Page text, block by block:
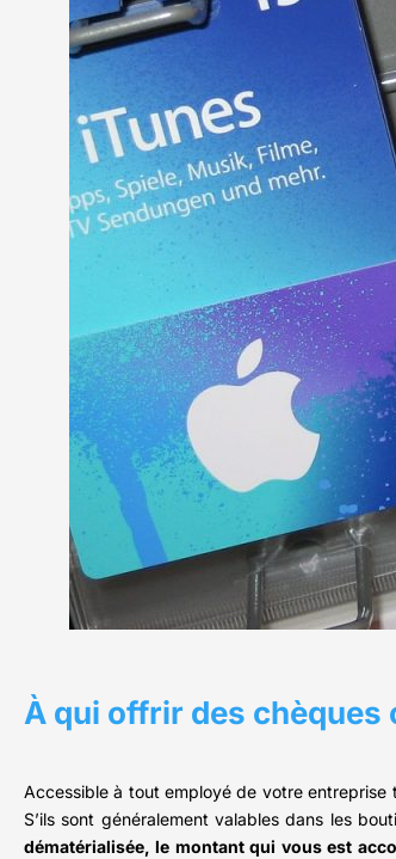
À qui offrir des chèques
Accessible à tout employé de votre entreprise
S’ils sont généralement valables dans les
dématérialisée, le montant qui vous est